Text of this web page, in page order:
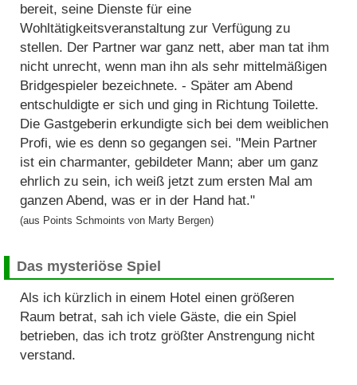
bereit, seine Dienste für eine
Wohltätigkeitsveranstaltung zur Verfügung zu
stellen. Der Partner war ganz nett, aber man tat ihm
nicht unrecht, wenn man ihn als sehr mittelmäßigen
Bridgespieler bezeichnete. - Später am Abend
entschuldigte er sich und ging in Richtung Toilette.
Die Gastgeberin erkundigte sich bei dem weiblichen
Profi, wie es denn so gegangen sei. "Mein Partner
ist ein charmanter, gebildeter Mann; aber um ganz
ehrlich zu sein, ich weiß jetzt zum ersten Mal am
ganzen Abend, was er in der Hand hat."
(aus Points Schmoints von Marty Bergen)
Das mysteriöse Spiel
Als ich kürzlich in einem Hotel einen größeren
Raum betrat, sah ich viele Gäste, die ein Spiel
betrieben, das ich trotz größter Anstrengung nicht
verstand.